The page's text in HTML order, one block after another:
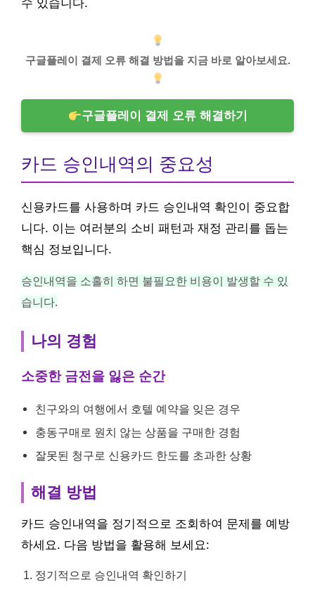
수 있습니다.
구글플레이 결제 오류 해결 방법을 지금 바로 알아보세요.
구글플레이 결제 오류 해결하기
카드 승인내역의 중요성
신용카드를 사용하며 카드 승인내역 확인이 중요합
니다. 이는 여러분의 소비 패턴과 재정 관리를 돕는
핵심 정보입니다.
승인내역을 소홀히 하면 불필요한 비용이 발생할 수 있
습니다.
나의 경험
소중한 금전을 잃은 순간
친구와의 여행에서 호텔 예약을 잊은 경우
충동구매로 원치 않는 상품을 구매한 경험
잘못된 청구로 신용카드 한도를 초과한 상황
해결 방법
카드 승인내역을 정기적으로 조회하여 문제를 예방
하세요. 다음 방법을 활용해 보세요:
정기적으로 승인내역 확인하기